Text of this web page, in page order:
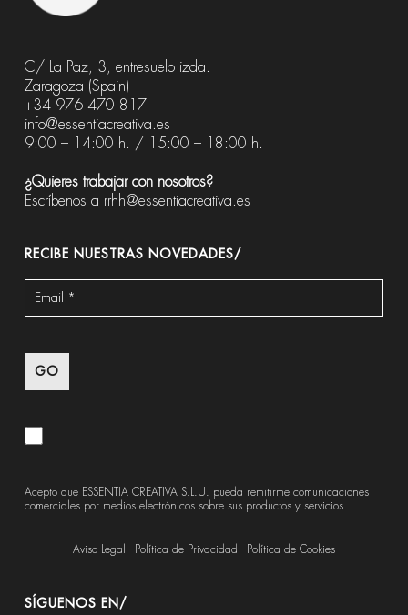
C/ La Paz, 3, entresuelo izda.
Zaragoza (Spain)
+34 976 470 817
info@essentiacreativa.es
9:00 – 14:00 h. / 15:00 – 18:00 h.
¿Quieres trabajar con nosotros?
Escríbenos a rrhh@essentiacreativa.es
RECIBE NUESTRAS NOVEDADES/
Acepto que ESSENTIA CREATIVA S.L.U. pueda remitirme comunicaciones
comerciales por medios electrónicos sobre sus productos y servicios.
Aviso Legal - Política de Privacidad - Política de Cookies
SÍGUENOS EN/